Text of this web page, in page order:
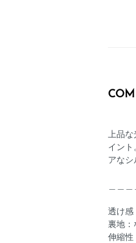
上品な
イント
アなシ
透け
裏地：
伸縮性